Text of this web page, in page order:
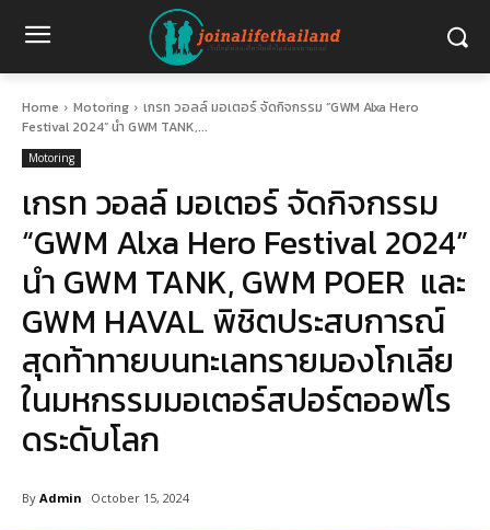
Home Motoring
เกรท วอลล์ มอเตอร์ จัดกิจกรรม “GWM Alxa Hero
Festival 2024” นำ GWM TANK,...
Motoring
เกรท วอลล์ มอเตอร์ จัดกิจกรรม
“GWM Alxa Hero Festival 2024”
นำ GWM TANK, GWM POER และ
GWM HAVAL พิชิตประสบการณ์
สุดท้าทายบนทะเลทรายมองโกเลีย
ในมหกรรมมอเตอร์สปอร์ตออฟโร
ดระดับโลก
By Admin October 15, 2024